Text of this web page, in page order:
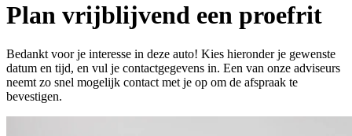
Plan vrijblijvend een proefrit
Bedankt voor je interesse in deze auto! Kies hieronder je gewenste
datum en tijd, en vul je contactgegevens in. Een van onze adviseurs
neemt zo snel mogelijk contact met je op om de afspraak te
bevestigen.